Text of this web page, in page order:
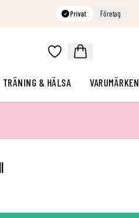
Privat Företag
TRÄNING & HÄLSA VARUMÄRKEN